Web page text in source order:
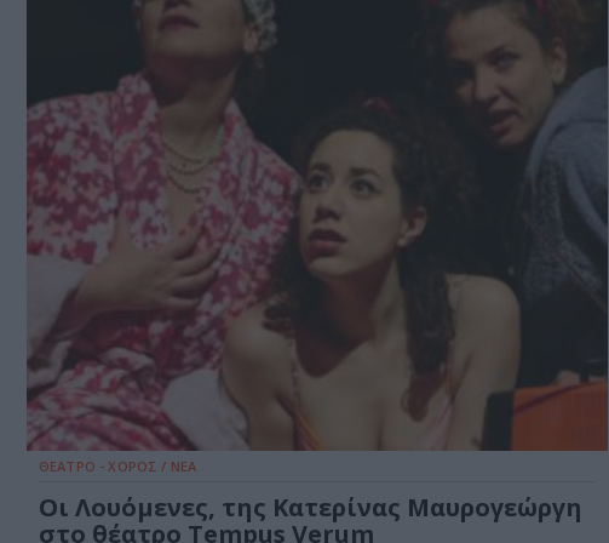
ΘΕΑΤΡΟ - ΧΟΡΟΣ / ΝΕΑ
Οι Λουόμενες, της Κατερίνας Μαυρογεώργη
στο θέατρο Tempus Verum